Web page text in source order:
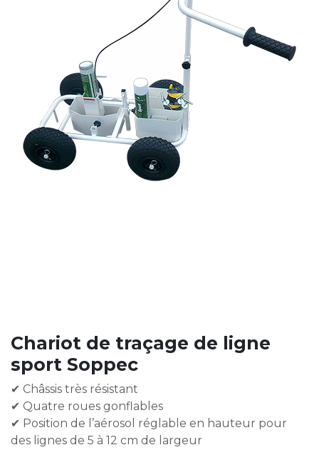
Chariot de traçage de ligne
sport Soppec
✔ Châssis très résistant
✔ Quatre roues gonflables
✔ Position de l’aérosol réglable en hauteur pour
des lignes de 5 à 12 cm de largeur